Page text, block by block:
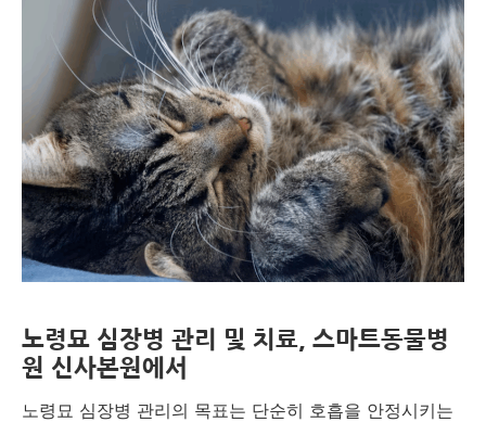
노령묘 심장병 관리 및 치료, 스마트동물병
원 신사본원에서
노령묘 심장병 관리의 목표는 단순히 호흡을 안정시키는